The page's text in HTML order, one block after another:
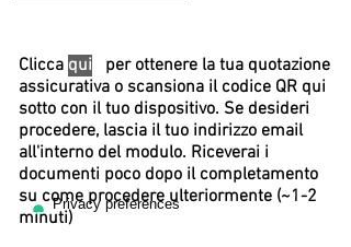
Clicca qui
per ottenere la tua quotazione
assicurativa o scansiona il codice QR qui
sotto con il tuo dispositivo. Se desideri
procedere, lascia il tuo indirizzo email
all'interno del modulo. Riceverai i
documenti poco dopo il completamento
su come procedere ulteriormente (~1-2
minuti)